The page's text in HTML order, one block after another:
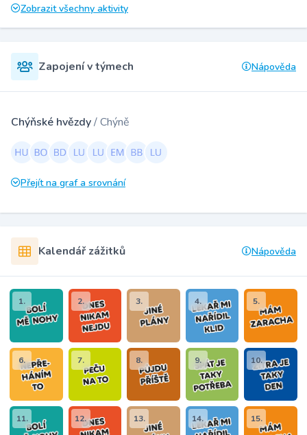
Zobrazit všechny aktivity
Zapojení v týmech Nápověda
Chýňské hvězdy/ Chýně
Přejít na graf a srovnání
Kalendář zážitků Nápověda
1. 2. 3. 4. 5.
6. 7. 8. 9. 10.
11. 12. 13. 14. 15.